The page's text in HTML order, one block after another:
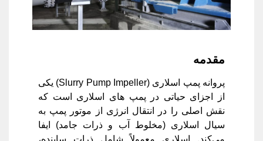
مقدمه
پروانه پمپ اسلاری (Slurry Pump Impeller) یکی
از اجزای حیاتی در پمپ های اسلاری است که
نقش اصلی را در انتقال انرژی از موتور پمپ به
سیال اسلاری (مخلوط آب و ذرات جامد) ایفا
می‌کند. اسلاری معمولاً شامل ذرات ساینده،